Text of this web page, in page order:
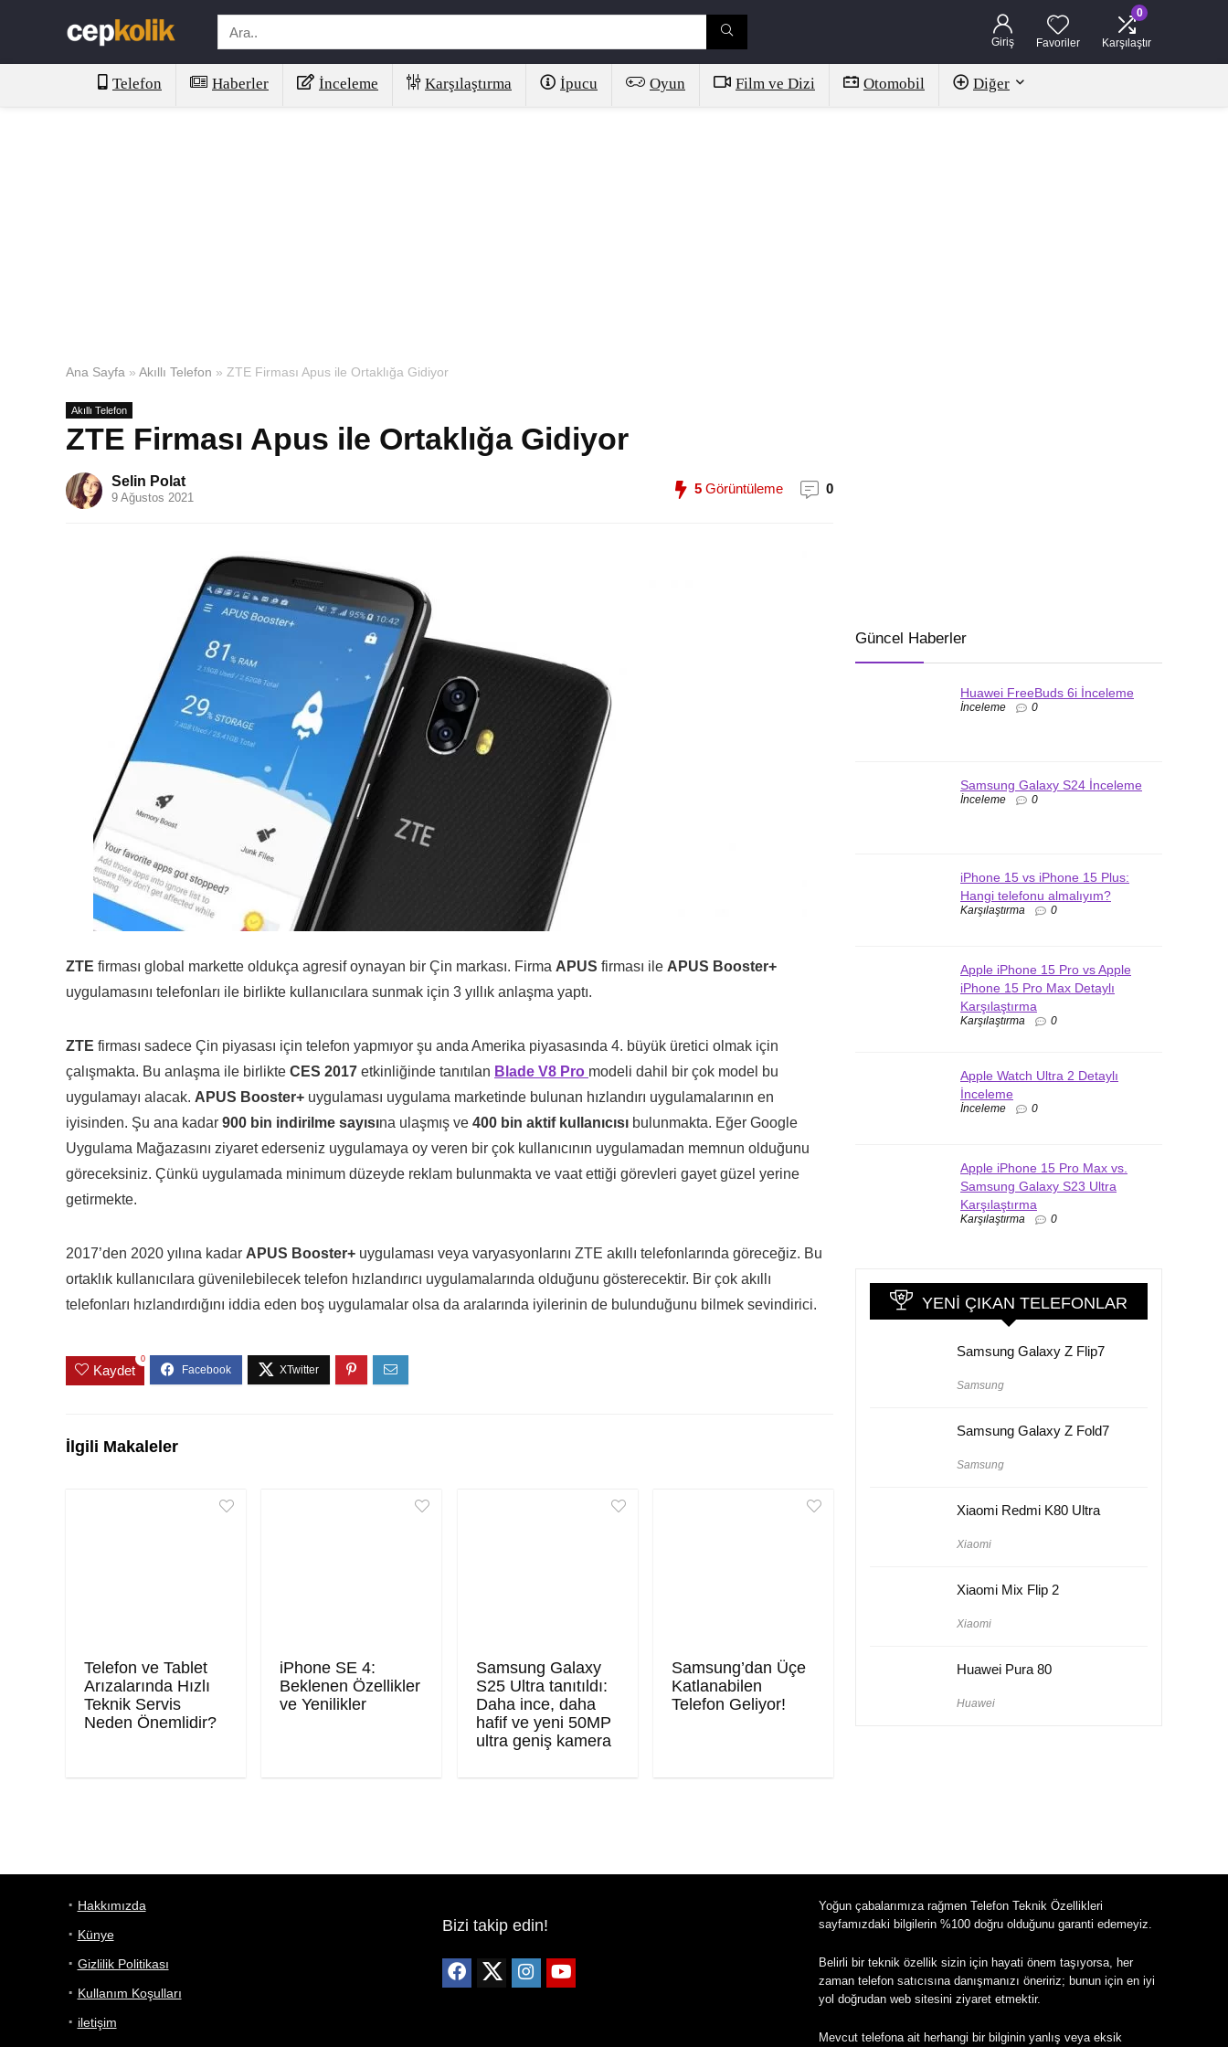
Giriş Favoriler
0
Karşılaştır
Telefon Haberler İnceleme Karşılaştırma İpucu Oyun Film ve Dizi Otomobil Diğer
Ana Sayfa » Akıllı Telefon » ZTE Firması Apus ile Ortaklığa Gidiyor
Akıllı Telefon
ZTE Firması Apus ile Ortaklığa Gidiyor
Selin Polat
9 Ağustos 2021
5 Görüntüleme 0
ZTE firması global markette oldukça agresif oynayan bir Çin markası. Firma APUS firması ile APUS Booster+
uygulamasını telefonları ile birlikte kullanıcılara sunmak için 3 yıllık anlaşma yaptı.
ZTE firması sadece Çin piyasası için telefon yapmıyor şu anda Amerika piyasasında 4. büyük üretici olmak için
çalışmakta. Bu anlaşma ile birlikte CES 2017 etkinliğinde tanıtılan Blade V8 Pro modeli dahil bir çok model bu
uygulamayı alacak. APUS Booster+ uygulaması uygulama marketinde bulunan hızlandırı uygulamalarının en
iyisinden. Şu ana kadar 900 bin indirilme sayısına ulaşmış ve 400 bin aktif kullanıcısı bulunmakta. Eğer Google
Uygulama Mağazasını ziyaret ederseniz uygulamaya oy veren bir çok kullanıcının uygulamadan memnun olduğunu
göreceksiniz. Çünkü uygulamada minimum düzeyde reklam bulunmakta ve vaat ettiği görevleri gayet güzel yerine
getirmekte.
2017’den 2020 yılına kadar APUS Booster+ uygulaması veya varyasyonlarını ZTE akıllı telefonlarında göreceğiz. Bu
ortaklık kullanıcılara güvenilebilecek telefon hızlandırıcı uygulamalarında olduğunu gösterecektir. Bir çok akıllı
telefonları hızlandırdığını iddia eden boş uygulamalar olsa da aralarında iyilerinin de bulunduğunu bilmek sevindirici.
Kaydet
0
İlgili Makaleler
Telefon ve Tablet
Arızalarında Hızlı
Teknik Servis
Neden Önemlidir?
iPhone SE 4:
Beklenen Özellikler
ve Yenilikler
Samsung Galaxy
S25 Ultra tanıtıldı:
Daha ince, daha
hafif ve yeni 50MP
ultra geniş kamera
Samsung’dan Üçe
Katlanabilen
Telefon Geliyor!
Güncel Haberler
Huawei FreeBuds 6i İnceleme
İnceleme 0
Samsung Galaxy S24 İnceleme
İnceleme 0
iPhone 15 vs iPhone 15 Plus:
Hangi telefonu almalıyım?
Karşılaştırma 0
Apple iPhone 15 Pro vs Apple
iPhone 15 Pro Max Detaylı
Karşılaştırma
Karşılaştırma 0
Apple Watch Ultra 2 Detaylı
İnceleme
İnceleme 0
Apple iPhone 15 Pro Max vs.
Samsung Galaxy S23 Ultra
Karşılaştırma
Karşılaştırma 0
YENI ÇIKAN TELEFONLAR
Samsung Galaxy Z Flip7
Samsung
Samsung Galaxy Z Fold7
Samsung
Xiaomi Redmi K80 Ultra
Xiaomi
Xiaomi Mix Flip 2
Xiaomi
Huawei Pura 80
Huawei
Hakkımızda
Künye
Gizlilik Politikası
Kullanım Koşulları
iletişim
Bizi takip edin!
Yoğun çabalarımıza rağmen Telefon Teknik Özellikleri
sayfamızdaki bilgilerin %100 doğru olduğunu garanti edemeyiz.
Belirli bir teknik özellik sizin için hayati önem taşıyorsa, her
zaman telefon satıcısına danışmanızı öneririz; bunun için en iyi
yol doğrudan web sitesini ziyaret etmektir.
Mevcut telefona ait herhangi bir bilginin yanlış veya eksik